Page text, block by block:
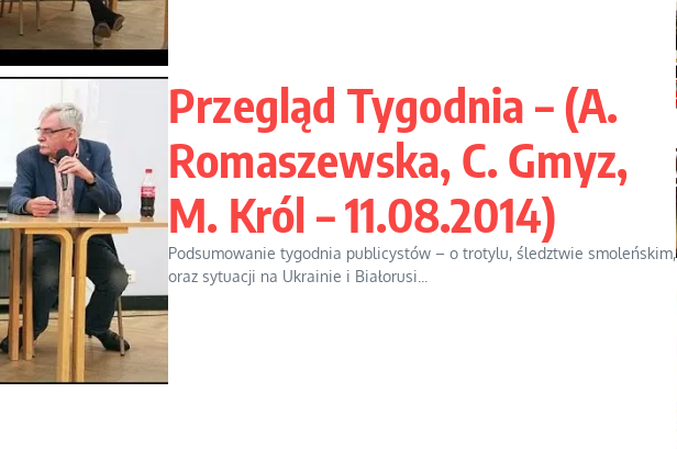
Przegląd Tygodnia – (A.
Romaszewska, C. Gmyz,
M. Król – 11.08.2014)
Podsumowanie tygodnia publicystów – o trotylu, śledztwie smoleńskim,
oraz sytuacji na Ukrainie i Białorusi...